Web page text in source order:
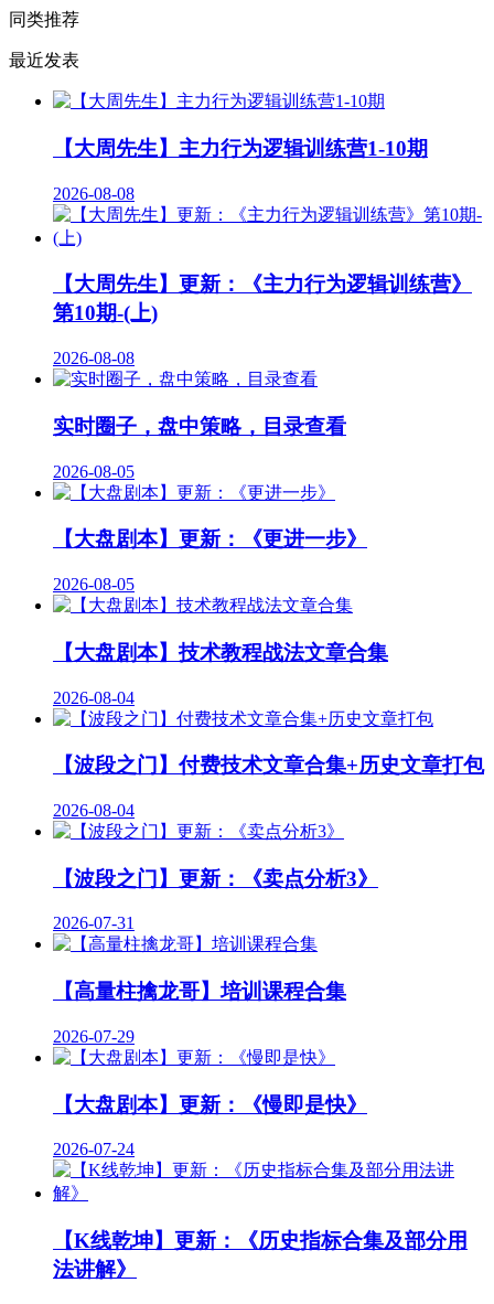
同类推荐
最近发表
【大周先生】主力行为逻辑训练营1-10期
2026-08-08
【大周先生】更新：《主力行为逻辑训练营》
第10期-(上)
2026-08-08
实时圈子，盘中策略，目录查看
2026-08-05
【大盘剧本】更新：《更进一步》
2026-08-05
【大盘剧本】技术教程战法文章合集
2026-08-04
【波段之门】付费技术文章合集+历史文章打包
2026-08-04
【波段之门】更新：《卖点分析3》
2026-07-31
【高量柱擒龙哥】培训课程合集
2026-07-29
【大盘剧本】更新：《慢即是快》
2026-07-24
【K线乾坤】更新：《历史指标合集及部分用
法讲解》